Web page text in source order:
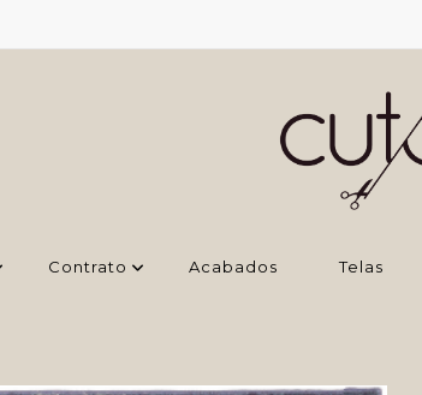
Contrato Acabados Telas